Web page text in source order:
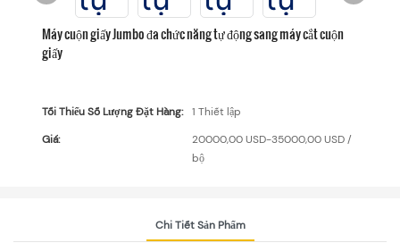
Máy cuộn giấy Jumbo đa chức năng tự động sang máy cắt cuộn
giấy
Tối Thiểu Số Lượng Đặt Hàng:
1 Thiết lập
Giá:
20000,00 USD-35000,00 USD /
bộ
Chi Tiết Sản Phẩm